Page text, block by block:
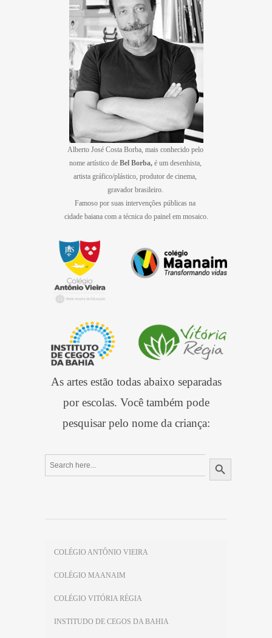
Alberto José Costa Borba, mais conhecido pelo
nome artístico de Bel Borba, é um desenhista,
artista gráfico/plástico, produtor de cinema,
gravador brasileiro.
Famoso por suas intervenções públicas na
cidade baiana com a técnica do painel em mosaico.
As artes estão todas abaixo separadas
por escolas. Você também pode
pesquisar pelo nome da criança:
Search
for:
Search Button
COLÉGIO ANTÔNIO VIEIRA
COLÉGIO MAANAIM
COLÉGIO VITÓRIA RÉGIA
INSTITUDO DE CEGOS DA BAHIA